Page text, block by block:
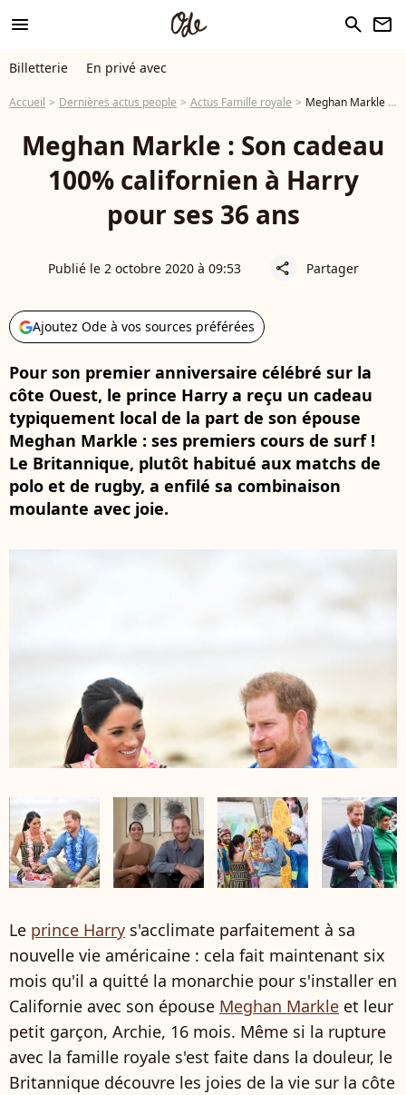
menu search newsletter
Billetterie En privé avec
Accueil Dernières actus people Actus Famille royale Meghan Markle : Son cadeau 100% californien à Harry pour ses 36 ans
Meghan Markle : Son cadeau
100% californien à Harry
pour ses 36 ans
Publié le 2 octobre 2020 à 09:53 share Partager
Ajoutez Ode à vos sources préférées
Pour son premier anniversaire célébré sur la
côte Ouest, le prince Harry a reçu un cadeau
typiquement local de la part de son épouse
Meghan Markle : ses premiers cours de surf !
Le Britannique, plutôt habitué aux matchs de
polo et de rugby, a enfilé sa combinaison
moulante avec joie.
Le prince Harry s'acclimate parfaitement à sa
nouvelle vie américaine : cela fait maintenant six
mois qu'il a quitté la monarchie pour s'installer en
Californie avec son épouse Meghan Markle et leur
petit garçon, Archie, 16 mois. Même si la rupture
avec la famille royale s'est faite dans la douleur, le
Britannique découvre les joies de la vie sur la côte